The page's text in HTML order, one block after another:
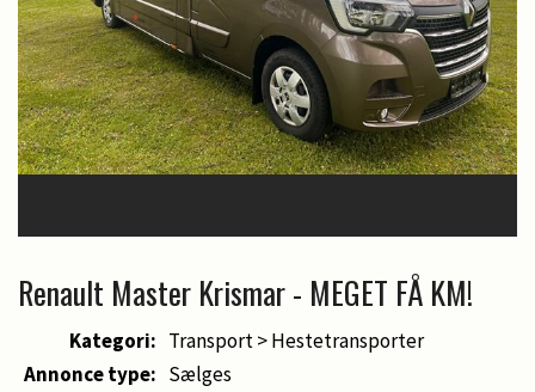
Renault Master Krismar - MEGET FÅ KM!
Kategori: Transport > Hestetransporter
Annonce type: Sælges